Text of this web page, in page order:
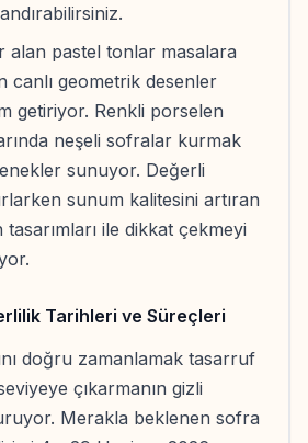
alan pastel tonlar masalara
canlı geometrik desenler
getiriyor. Renkli porselen
neşeli sofralar kurmak
sunuyor. Değerli
sunum kalitesini artıran
ile dikkat çekmeyi
Tarihleri ve Süreçleri
doğru zamanlamak tasarruf
çıkarmanın gizli
Merakla beklenen sofra